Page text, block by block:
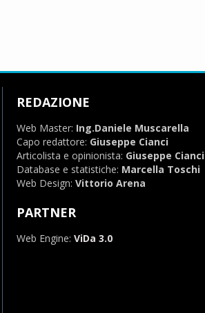
REDAZIONE
Web Master: Ing.Daniele Muscarella
Capo redattore: Giuseppe Cianci
Articolista e opinionista: Giuseppe Cianci
Database e statistiche: Marcella Toschi
Web Design: Vittorio Arena
PARTNER
Web Engine: ViDa 3.0